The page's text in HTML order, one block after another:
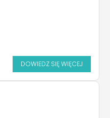
DOWIEDZ SIĘ WIĘCEJ